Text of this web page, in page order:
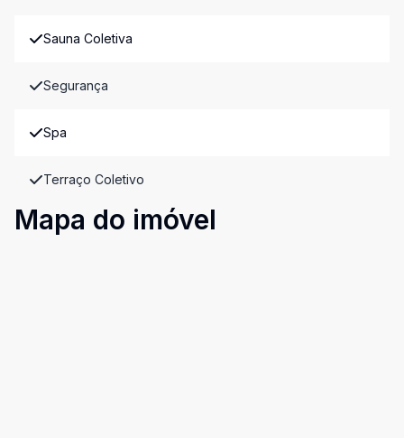
Sauna Coletiva
Segurança
Spa
Terraço Coletivo
Mapa do imóvel